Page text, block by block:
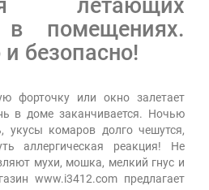
летающих
в помещениях.
безопасно!
форточку или окно залетает
в доме заканчивается. Ночью
укусы комаров долго чешутся,
аллергическая реакция! Не
мухи, мошка, мелкий гнус и
www.i3412.com предлагает